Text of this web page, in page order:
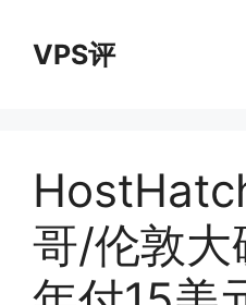
VPS评
哥/伦敦大